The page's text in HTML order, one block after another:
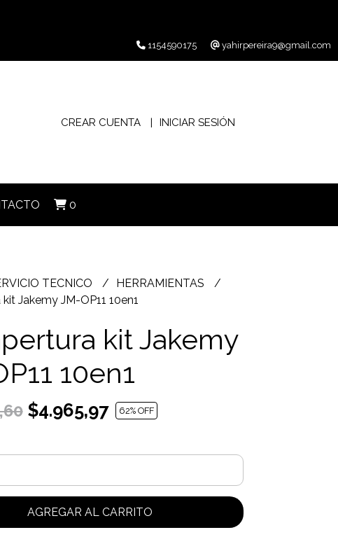
1154590175 yahirpereira9@gmail.com
CREAR CUENTA INICIAR SESIÓN
0
TECNICO
HERRAMIENTAS
Jakemy JM-OP11 10en1
kit Jakemy
10en1
$4.965,97 62% OFF
AGREGAR AL CARRITO